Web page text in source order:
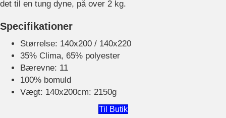
det til en tung dyne, på over 2 kg.
Specifikationer
Størrelse: 140x200 / 140x220
35% Clima, 65% polyester
Bærevne: 11
100% bomuld
Vægt: 140x200cm: 2150g
Til Butik